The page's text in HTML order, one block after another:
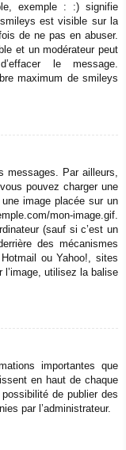
exemple : :) signifie
est visible sur la
de ne pas en abuser.
et un modérateur peut
le message.
maximum de smileys
Par ailleurs,
pouvez charger une
image placée sur un
mon-image.gif.
(sauf si c’est un
des mécanismes
ou Yahoo!, sites
utilisez la balise
importantes que
en haut de chaque
de publier des
par l’administrateur.